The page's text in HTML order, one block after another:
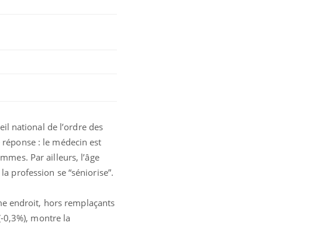
national de l’ordre des
: le médecin est
Par ailleurs, l’âge
profession se “séniorise”.
endroit, hors remplaçants
montre la